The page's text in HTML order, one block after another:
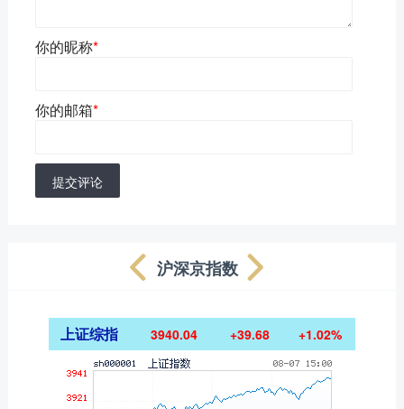
你的昵称*
你的邮箱*
提交评论
沪深京指数
上证综指 3940.04 +39.68 +1.02%